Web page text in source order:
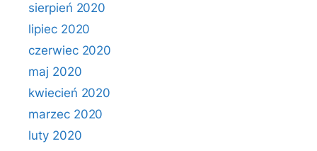
sierpień 2020
lipiec 2020
czerwiec 2020
maj 2020
kwiecień 2020
marzec 2020
luty 2020